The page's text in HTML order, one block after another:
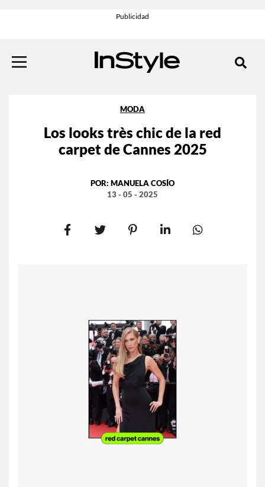
MODA
Los looks très chic de la red
carpet de Cannes 2025
POR: MANUELA COSÍO
13 - 05 - 2025